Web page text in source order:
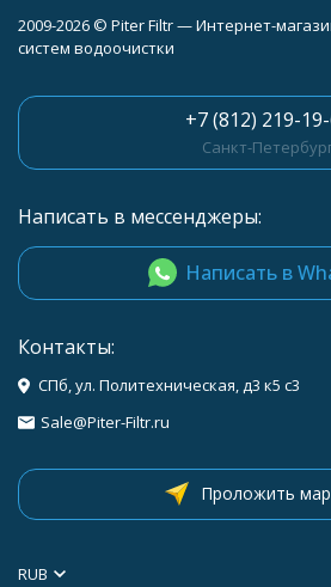
2009-2026 © Piter Filtr — Интернет-
систем водоочистки
+7 (812) 219-
Санкт-
Написать в мессенджеры:
Написать в
Контакты:
СПб, ул. Политехническая, д3 к5 с3
Sale@Piter-Filtr.ru
Проложить
RUB